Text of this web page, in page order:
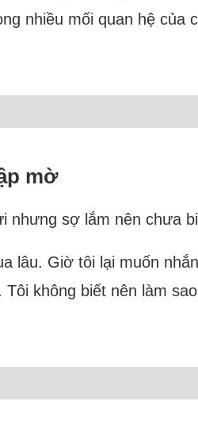
nhiều mối quan hệ của
mờ
nhưng sợ lắm nên chưa
lâu. Giờ tôi lại muốn
không biết nên làm